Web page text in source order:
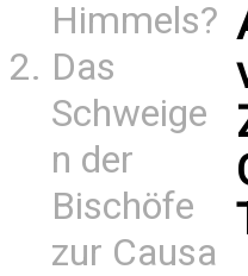
Himmels?
Das
Schweige
n der
Bischöfe
zur Causa